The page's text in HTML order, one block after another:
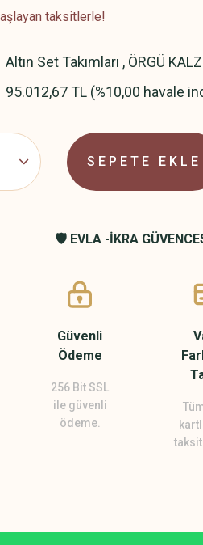
taksitlerle!
Altın Set Takımları , ÖRGÜ
95.012,67 TL (%10,00 havale
SEPETE EKLE
🛡️ EVLA -İKRA
Güvenli
Ödeme
256 Bit SSL
ile güvenli
ödeme.
taksit